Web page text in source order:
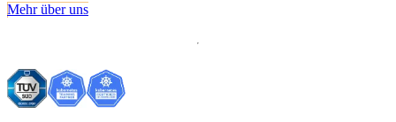
Mehr über uns